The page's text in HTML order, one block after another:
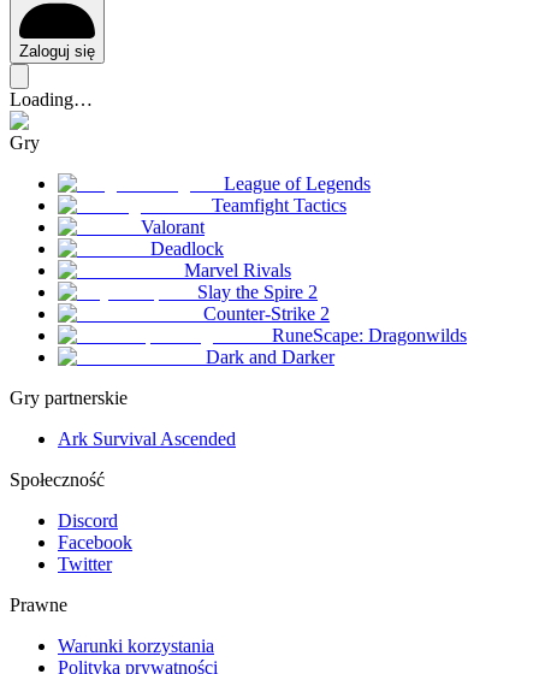
Zaloguj się
Loading…
Gry
League of Legends
Teamfight Tactics
Valorant
Deadlock
Marvel Rivals
Slay the Spire 2
Counter-Strike 2
RuneScape: Dragonwilds
Dark and Darker
Gry partnerskie
Ark Survival Ascended
Społeczność
Discord
Facebook
Twitter
Prawne
Warunki korzystania
Polityka prywatności